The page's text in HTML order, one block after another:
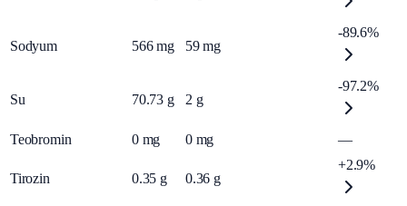
Sodyum 566 mg 59 mg
-89.6%
Su 70.73 g 2 g
-97.2%
Teobromin 0 mg 0 mg —
Tirozin 0.35 g 0.36 g
+2.9%